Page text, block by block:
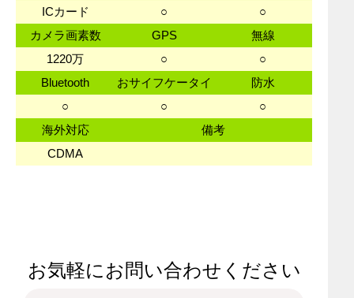
ICカード
○
○
カメラ画素数
GPS
無線
1220万
○
○
Bluetooth
おサイフケータイ
防水
○
○
○
海外対応
備考
CDMA
お気軽にお問い合わせください